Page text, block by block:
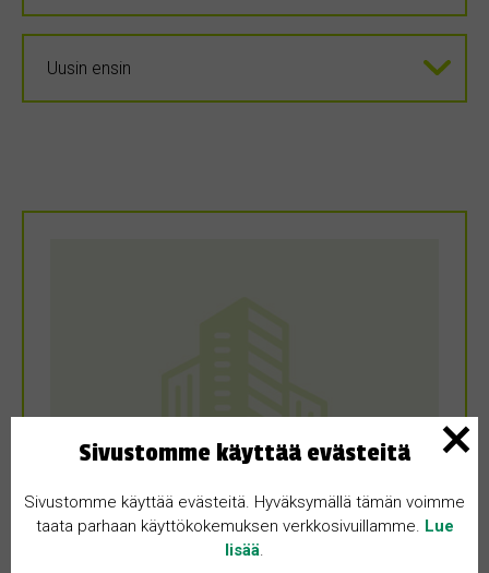
Sivustomme käyttää evästeitä
Sivustomme käyttää evästeitä. Hyväksymällä tämän voimme
taata parhaan käyttökokemuksen verkkosivuillamme. Lue
lisää.